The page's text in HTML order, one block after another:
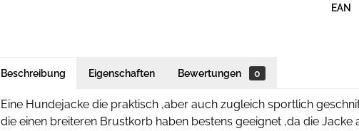
EAN
Beschreibung Eigenschaften Bewertungen 0
Eine Hundejacke die praktisch ,aber auch zugleich sportlich
die einen breiteren Brustkorb haben bestens geeignet ,da die